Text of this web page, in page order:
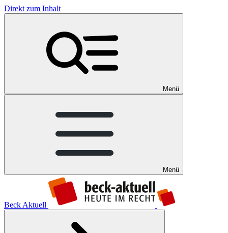
Direkt zum Inhalt
Menü
Menü
Beck Aktuell